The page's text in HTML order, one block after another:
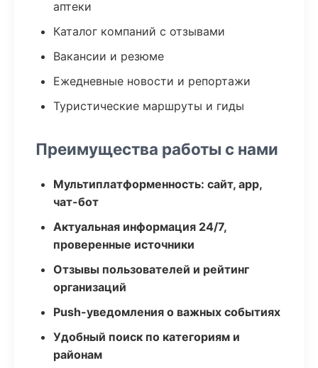
аптеки
Каталог компаний с отзывами
Вакансии и резюме
Ежедневные новости и репортажи
Туристические маршруты и гиды
Преимущества работы с нами
Мультиплатформенность: сайт, app,
чат-бот
Актуальная информация 24/7,
проверенные источники
Отзывы пользователей и рейтинг
организаций
Push-уведомления о важных событиях
Удобный поиск по категориям и
районам